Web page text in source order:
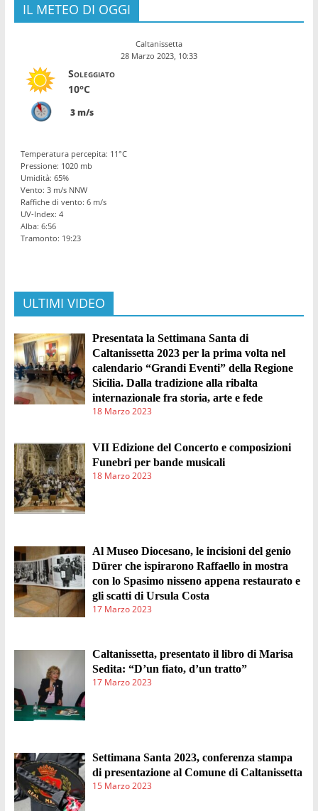
IL METEO DI OGGI
Caltanissetta
28 Marzo 2023, 10:33
Soleggiato
10°C
3 m/s
Temperatura percepita: 11°C
Pressione: 1020 mb
Umidità: 65%
Vento: 3 m/s NNW
Raffiche di vento: 6 m/s
UV-Index: 4
Alba: 6:56
Tramonto: 19:23
ULTIMI VIDEO
Presentata la Settimana Santa di
Caltanissetta 2023 per la prima volta nel
calendario “Grandi Eventi” della Regione
Sicilia. Dalla tradizione alla ribalta
internazionale fra storia, arte e fede
18 Marzo 2023
VII Edizione del Concerto e composizioni
Funebri per bande musicali
18 Marzo 2023
Al Museo Diocesano, le incisioni del genio
Dürer che ispirarono Raffaello in mostra
con lo Spasimo nisseno appena restaurato e
gli scatti di Ursula Costa
17 Marzo 2023
Caltanissetta, presentato il libro di Marisa
Sedita: “D’un fiato, d’un tratto”
17 Marzo 2023
Settimana Santa 2023, conferenza stampa
di presentazione al Comune di Caltanissetta
15 Marzo 2023